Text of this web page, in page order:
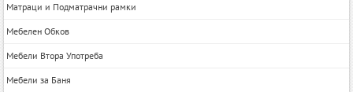
Матраци и Подматрачни рамки
Мебелен Обков
Мебели Втора Употреба
Мебели за Баня